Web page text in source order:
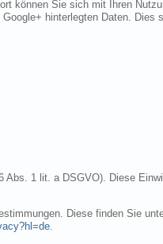
können Sie sich mit Ihren
hinterlegten Daten. Dies
Abs. 1 lit. a DSGVO). Diese
Diese finden Sie
.